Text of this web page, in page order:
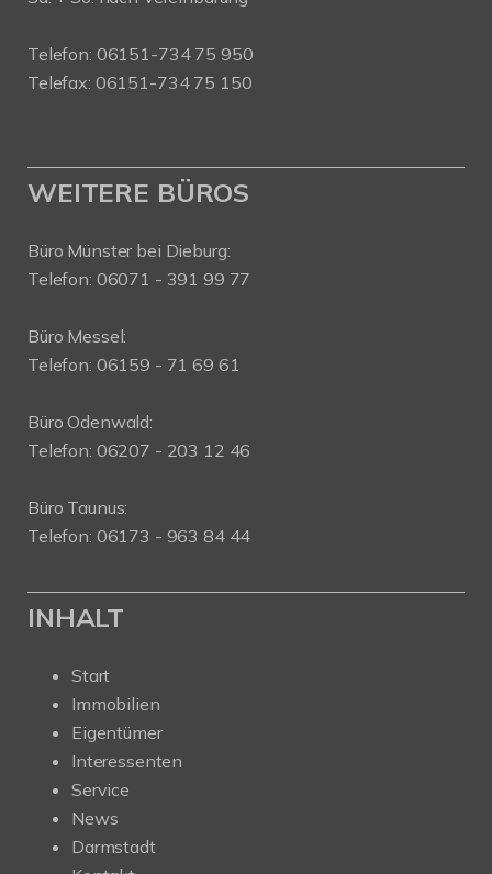
Telefon: 06151-734 75 950
Telefax: 06151-734 75 150
WEITERE BÜROS
Büro Münster bei Dieburg:
Telefon: 06071 - 391 99 77
Büro Messel:
Telefon: 06159 - 71 69 61
Büro Odenwald:
Telefon: 06207 - 203 12 46
Büro Taunus:
Telefon: 06173 - 963 84 44
INHALT
Start
Immobilien
Eigentümer
Interessenten
Service
News
Darmstadt